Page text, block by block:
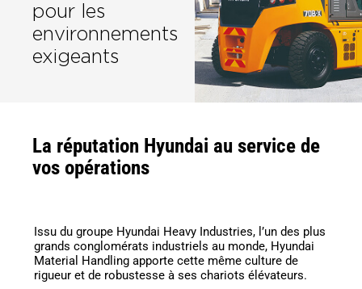
pour les
environnements
exigeants
La réputation Hyundai au service de
vos opérations
Issu du groupe Hyundai Heavy Industries, l’un des plus
grands conglomérats industriels au monde, Hyundai
Material Handling apporte cette même culture de
rigueur et de robustesse à ses chariots élévateurs.